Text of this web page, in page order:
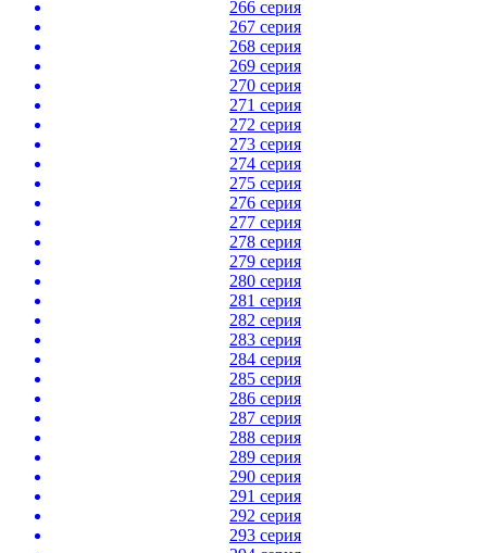
266 серия
267 серия
268 серия
269 серия
270 серия
271 серия
272 серия
273 серия
274 серия
275 серия
276 серия
277 серия
278 серия
279 серия
280 серия
281 серия
282 серия
283 серия
284 серия
285 серия
286 серия
287 серия
288 серия
289 серия
290 серия
291 серия
292 серия
293 серия